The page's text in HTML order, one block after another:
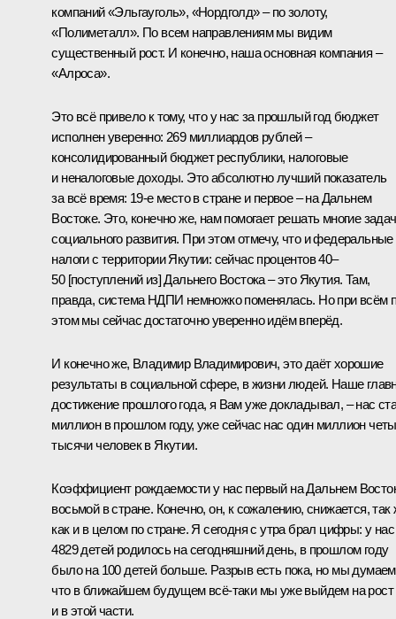
компаний «Эльгауголь», «Нордголд» – по золоту,
«Полиметалл». По всем направлениям мы видим
существенный рост. И конечно, наша основная компания –
«Алроса».
Это всё привело к тому, что у нас за прошлый год бюджет
исполнен уверенно: 269 миллиардов рублей –
консолидированный бюджет республики, налоговые
и неналоговые доходы. Это абсолютно лучший показатель
за всё время: 19-е место в стране и первое – на Дальнем
Востоке. Это, конечно же, нам помогает решать многие
социального развития. При этом отмечу, что и федеральные
налоги с территории Якутии: сейчас процентов 40–
50 [поступлений из] Дальнего Востока – это Якутия. Там,
правда, система НДПИ немножко поменялась. Но при всём
этом мы сейчас достаточно уверенно идём вперёд.
И конечно же, Владимир Владимирович, это даёт хорошие
результаты в социальной сфере, в жизни людей. Наше
достижение прошлого года, я Вам уже докладывал, – нас
миллион в прошлом году, уже сейчас нас один миллион
тысячи человек в Якутии.
Коэффициент рождаемости у нас первый на Дальнем
восьмой в стране. Конечно, он, к сожалению, снижается, так
как и в целом по стране. Я сегодня с утра брал цифры: у нас
4829 детей родилось на сегодняшний день, в прошлом году
было на 100 детей больше. Разрыв есть пока, но мы
что в ближайшем будущем всё-таки мы уже выйдем на рост
и в этой части.